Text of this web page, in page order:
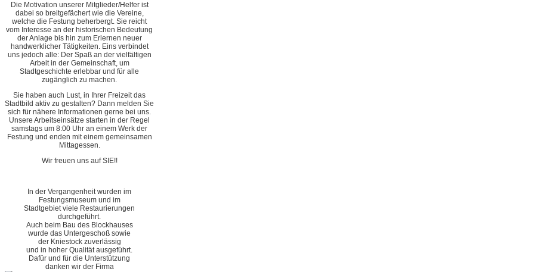
Die Motivation unserer Mitglieder/Helfer ist
dabei so breitgefächert wie die Vereine,
welche die Festung beherbergt. Sie reicht
vom Interesse an der historischen Bedeutung
der Anlage bis hin zum Erlernen neuer
handwerklicher Tätigkeiten. Eins verbindet
uns jedoch alle: Der Spaß an der vielfältigen
Arbeit in der Gemeinschaft, um
Stadtgeschichte erlebbar und für alle
zugänglich zu machen.
Sie haben auch Lust, in Ihrer Freizeit das
Stadtbild aktiv zu gestalten? Dann melden Sie
sich für nähere Informationen gerne bei uns.
Unsere Arbeitseinsätze starten in der Regel
samstags um 8:00 Uhr an einem Werk der
Festung und enden mit einem gemeinsamen
Mittagessen.
Wir freuen uns auf SIE!!
In der Vergangenheit wurden im
Festungsmuseum und im
Stadtgebiet viele Restaurierungen
durchgeführt.
Auch beim Bau des Blockhauses
wurde das Untergeschoß sowie
der Kniestock zuverlässig
und in hoher Qualität ausgeführt.
Dafür und für die Unterstützung
danken wir der Firma